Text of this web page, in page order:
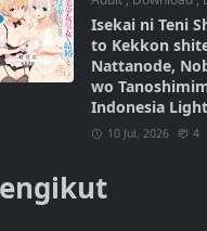
Isekai ni Teni
to Kekkon
Nattanode,
wo
Indonesia
10 Jul, 2026 4